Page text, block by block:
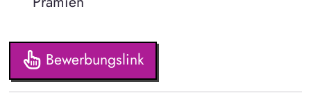
Bewerbungslink